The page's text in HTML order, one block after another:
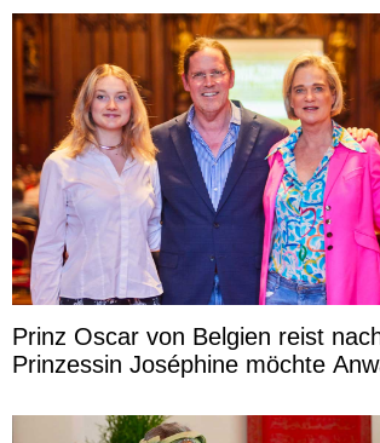
Prinz Oscar von Belgien reist
Prinzessin Joséphine möchte